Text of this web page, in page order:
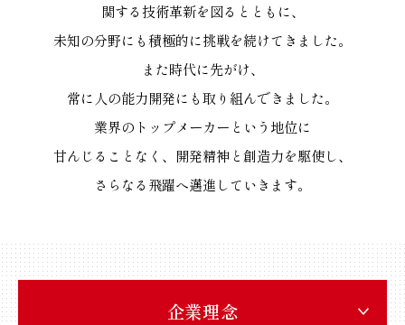
関する技術革新を図るとともに、
未知の分野にも積極的に挑戦を続けてきました。
また時代に先がけ、
常に人の能力開発にも取り組んできました。
業界のトップメーカーという地位に
甘んじることなく、開発精神と創造力を駆使し、
さらなる飛躍へ邁進していきます。
企業理念